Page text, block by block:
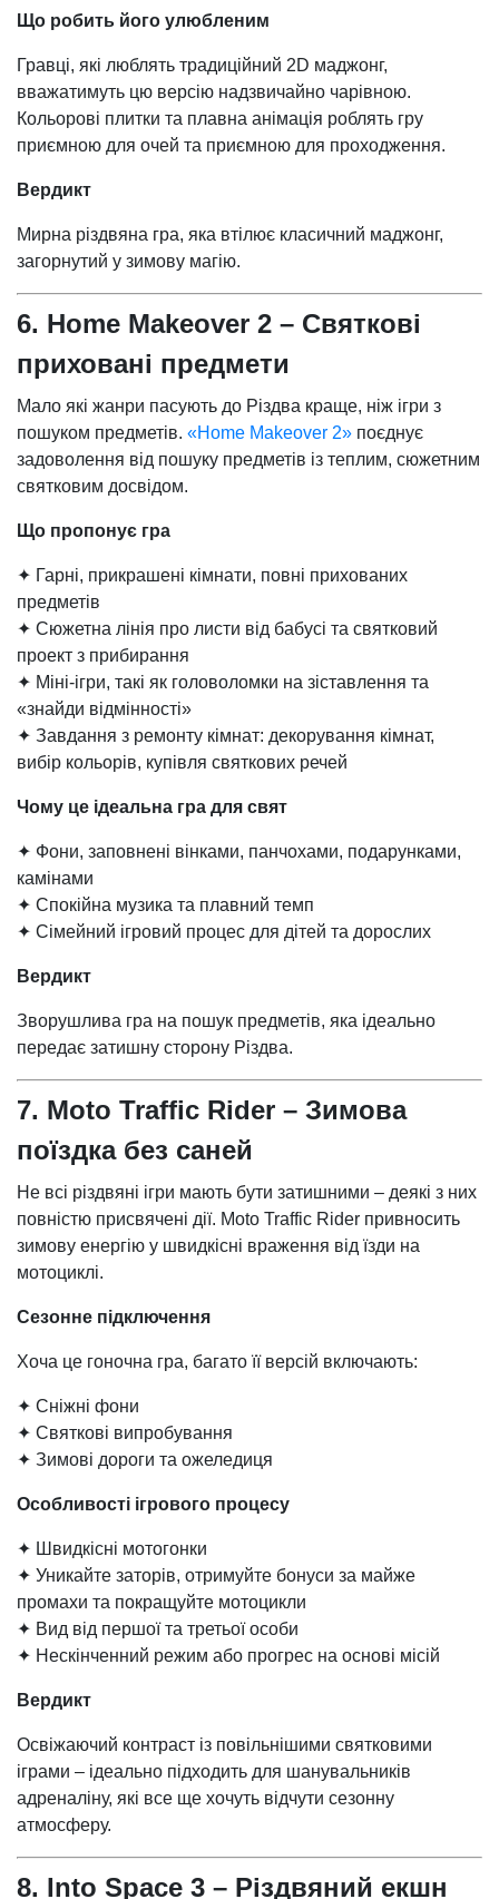
Що робить його улюбленим
Гравці, які люблять традиційний 2D маджонг,
вважатимуть цю версію надзвичайно чарівною.
Кольорові плитки та плавна анімація роблять гру
приємною для очей та приємною для проходження.
Вердикт
Мирна різдвяна гра, яка втілює класичний маджонг,
загорнутий у зимову магію.
6. Home Makeover 2 – Святкові
приховані предмети
Мало які жанри пасують до Різдва краще, ніж ігри з
пошуком предметів. «Home Makeover 2» поєднує
задоволення від пошуку предметів із теплим, сюжетним
святковим досвідом.
Що пропонує гра
✦ Гарні, прикрашені кімнати, повні прихованих
предметів
✦ Сюжетна лінія про листи від бабусі та святковий
проект з прибирання
✦ Міні-ігри, такі як головоломки на зіставлення та
«знайди відмінності»
✦ Завдання з ремонту кімнат: декорування кімнат,
вибір кольорів, купівля святкових речей
Чому це ідеальна гра для свят
✦ Фони, заповнені вінками, панчохами, подарунками,
камінами
✦ Спокійна музика та плавний темп
✦ Сімейний ігровий процес для дітей та дорослих
Вердикт
Зворушлива гра на пошук предметів, яка ідеально
передає затишну сторону Різдва.
7. Moto Traffic Rider – Зимова
поїздка без саней
Не всі різдвяні ігри мають бути затишними – деякі з них
повністю присвячені дії. Moto Traffic Rider привносить
зимову енергію у швидкісні враження від їзди на
мотоциклі.
Сезонне підключення
Хоча це гоночна гра, багато її версій включають:
✦ Сніжні фони
✦ Святкові випробування
✦ Зимові дороги та ожеледиця
Особливості ігрового процесу
✦ Швидкісні мотогонки
✦ Уникайте заторів, отримуйте бонуси за майже
промахи та покращуйте мотоцикли
✦ Вид від першої та третьої особи
✦ Нескінченний режим або прогрес на основі місій
Вердикт
Освіжаючий контраст із повільнішими святковими
іграми – ідеально підходить для шанувальників
адреналіну, які все ще хочуть відчути сезонну
атмосферу.
8. Into Space 3 – Різдвяний екшн